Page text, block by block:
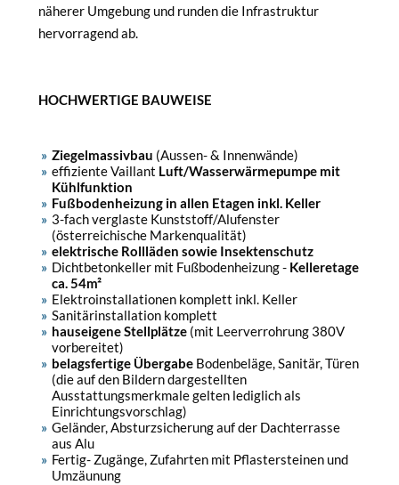
näherer Umgebung und runden die Infrastruktur
hervorragend ab.
HOCHWERTIGE BAUWEISE
Ziegelmassivbau (Aussen- & Innenwände)
effiziente Vaillant Luft/Wasserwärmepumpe mit
Kühlfunktion
Fußbodenheizung in allen Etagen inkl. Keller
3-fach verglaste Kunststoff/Alufenster
(österreichische Markenqualität)
elektrische Rollläden sowie Insektenschutz
Dichtbetonkeller mit Fußbodenheizung - Kelleretage
ca. 54m²
Elektroinstallationen komplett inkl. Keller
Sanitärinstallation komplett
hauseigene Stellplätze(mit Leerverrohrung 380V
vorbereitet)
belagsfertige ÜbergabeBodenbeläge, Sanitär, Türen
(die auf den Bildern dargestellten
Ausstattungsmerkmale gelten lediglich als
Einrichtungsvorschlag)
Geländer, Absturzsicherung auf der Dachterrasse
aus Alu
Fertig- Zugänge, Zufahrten mit Pflastersteinen und
Umzäunung